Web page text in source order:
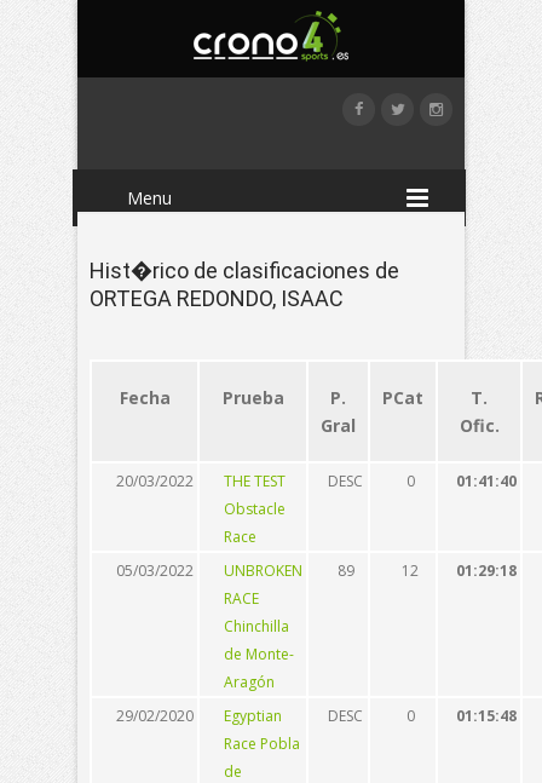
Menu
Hist�rico de clasificaciones de
ORTEGA REDONDO, ISAAC
Fecha Prueba
P.
Gral
PCat
T.
Ofic.
20/03/2022
THE TEST
Obstacle
Race
DESC 0 01:41:40
05/03/2022
UNBROKEN
RACE
Chinchilla
de Monte-
Aragón
89 12 01:29:18
29/02/2020
Egyptian
Race Pobla
de
DESC 0 01:15:48